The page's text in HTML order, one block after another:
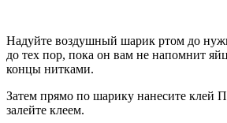
Надуйте воздушный шарик ртом до
до тех пор, пока он вам не напомнит
концы нитками.
Затем прямо по шарику нанесите клей
залейте клеем.